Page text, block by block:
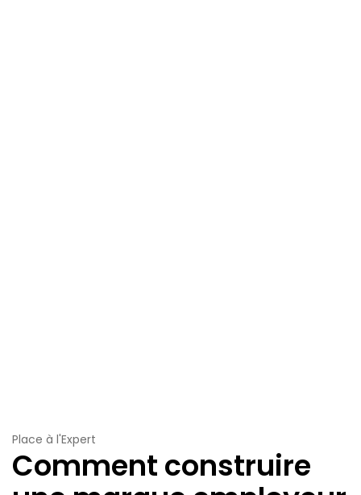
Place à l'Expert
Comment construire